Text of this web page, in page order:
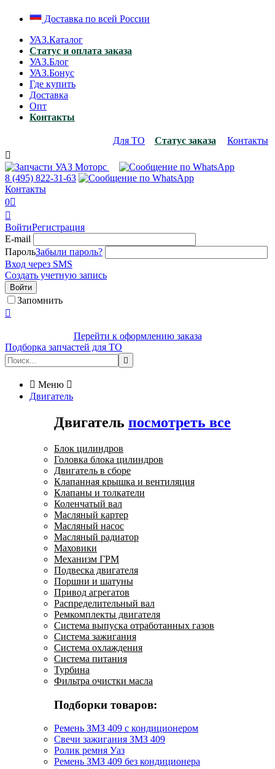
Доставка по всей России
УАЗ.Каталог
Статус и оплата заказа
УАЗ.Блог
УАЗ.Бонус
Где купить
Доставка
Опт
Контакты
Для ТО Статус заказа
Контакты

8 (495) 822-31-63
Контакты
0

ВойтиРегистрация
E-mail
ПарольЗабыли пароль?
Вход через SMS
Создать учетную запись
Войти
Запомнить

Перейти к оформлению заказа
Подборка запчастей для ТО

 Меню 
Двигатель
Двигатель посмотреть все
Блок цилиндров
Головка блока цилиндров
Двигатель в сборе
Клапанная крышка и вентиляция
Клапаны и толкатели
Коленчатый вал
Масляный картер
Масляный насос
Масляный радиатор
Маховики
Механизм ГРМ
Подвеска двигателя
Поршни и шатуны
Привод агрегатов
Распределительный вал
Ремкомплекты двигателя
Система выпуска отработанных газов
Система зажигания
Система охлаждения
Система питания
Турбина
Фильтра очистки масла
Подборки товаров:
Ремень ЗМЗ 409 с кондиционером
Свечи зажигания ЗМЗ 409
Ролик ремня Уаз
Ремень ЗМЗ 409 без кондиционера